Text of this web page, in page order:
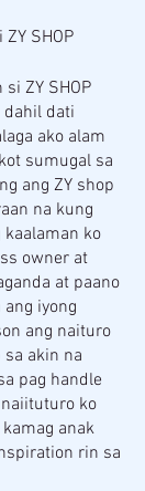
SHOP
ZY SHOP
dahil dati
ako alam
sumugal sa
ang ZY shop
na kung
ko
owner at
at paano
iyong
ang naituro
sa akin na
pag handle
ko
anak
rin sa